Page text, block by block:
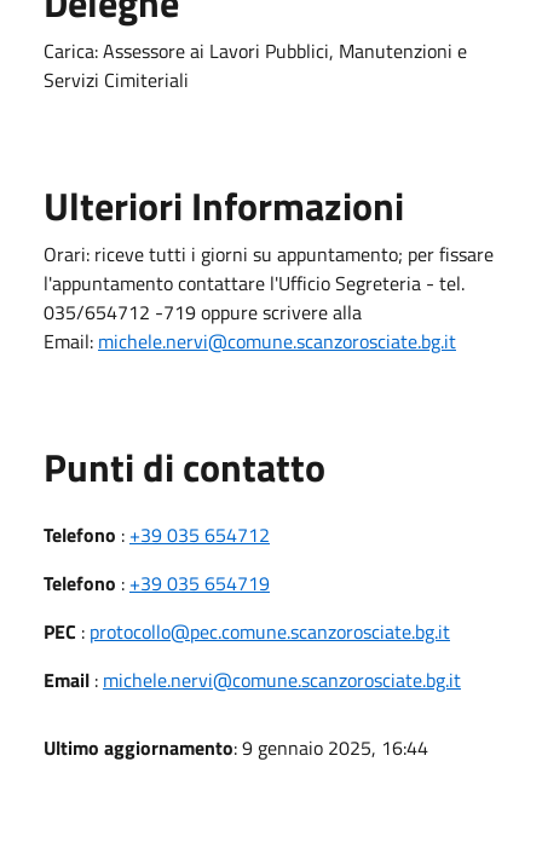
Carica: Assessore ai Lavori Pubblici, Manutenzioni e
Servizi Cimiteriali
Ulteriori Informazioni
Orari: riceve tutti i giorni su appuntamento; per fissare
l'appuntamento contattare l'Ufficio Segreteria - tel.
035/654712 -719 oppure scrivere alla
Email: michele.nervi@comune.scanzorosciate.bg.it
Punti di contatto
Telefono : +39 035 654712
Telefono : +39 035 654719
PEC : protocollo@pec.comune.scanzorosciate.bg.it
Email : michele.nervi@comune.scanzorosciate.bg.it
Ultimo aggiornamento: 9 gennaio 2025, 16:44